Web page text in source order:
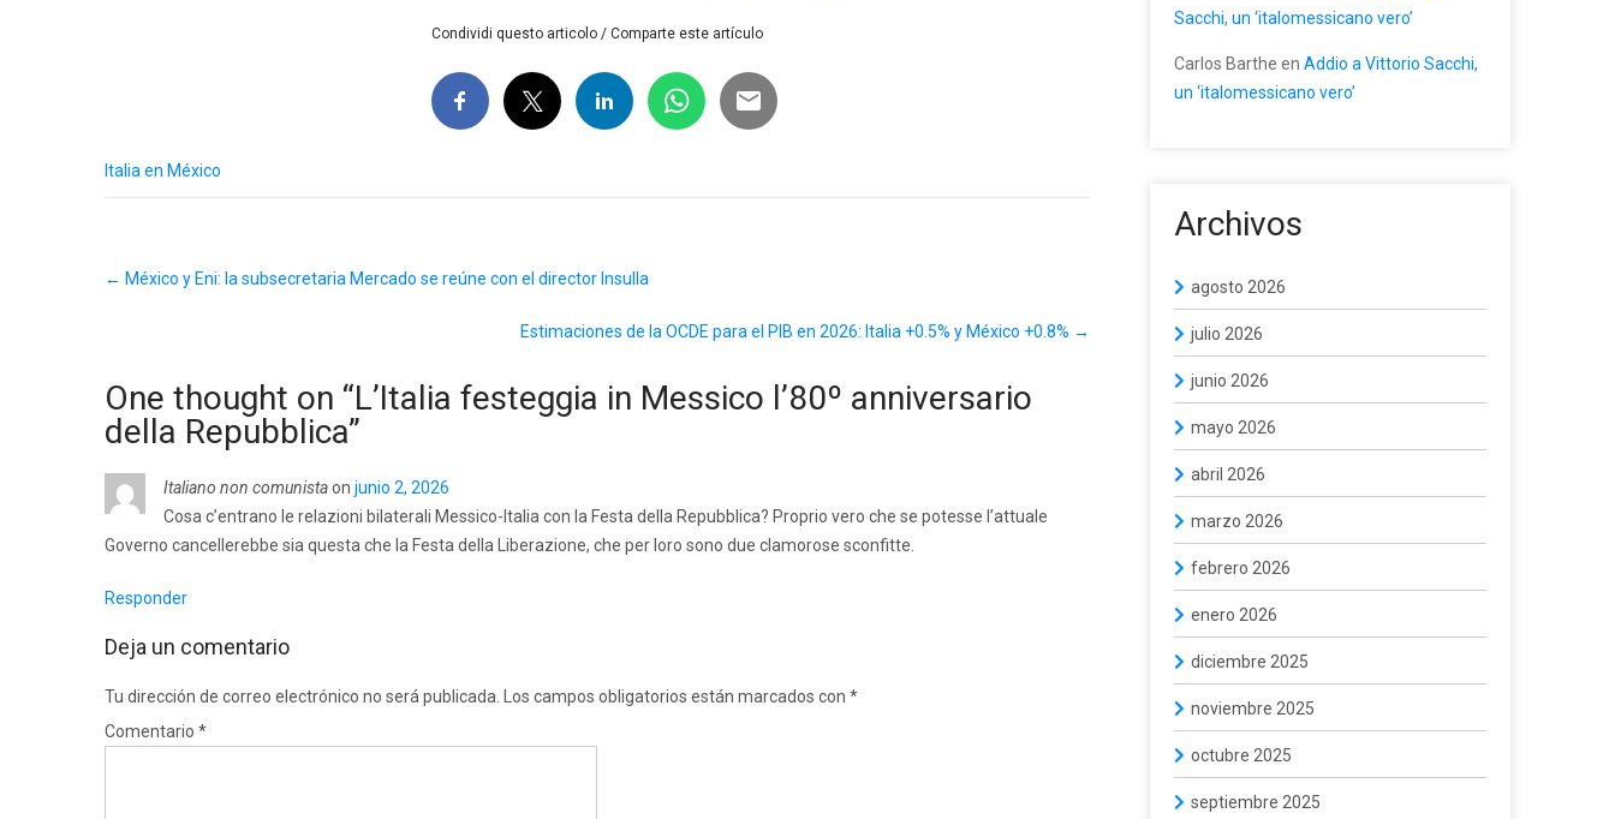
Condividi questo articolo / Comparte este artículo
Italia en México
navigation
← México y Eni: la subsecretaria Mercado se reúne con el director Insulla
Estimaciones de la OCDE para el PIB en 2026: Italia +0.5% y México +0.8% →
One thought on “L’Italia festeggia in Messico l’80º anniversario
della Repubblica”
Italiano non comunistaon junio 2, 2026
Cosa c’entrano le relazioni bilaterali Messico-Italia con la Festa della Repubblica? Proprio vero che se potesse l’attuale
Governo cancellerebbe sia questa che la Festa della Liberazione, che per loro sono due clamorose sconfitte.
Responder
Deja un comentario
Tu dirección de correo electrónico no será publicada. Los campos obligatorios están marcados con *
Comentario *
Sacchi, un ‘italomessicano vero’
Carlos Barthe en Addio a Vittorio Sacchi,
un ‘italomessicano vero’
Archivos
agosto 2026
julio 2026
junio 2026
mayo 2026
abril 2026
marzo 2026
febrero 2026
enero 2026
diciembre 2025
noviembre 2025
octubre 2025
septiembre 2025